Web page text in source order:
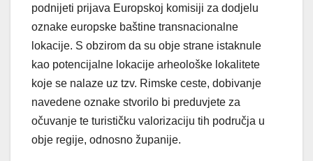
podnijeti prijava Europskoj komisiji za dodjelu
oznake europske baštine transnacionalne
lokacije. S obzirom da su obje strane istaknule
kao potencijalne lokacije arheološke lokalitete
koje se nalaze uz tzv. Rimske ceste, dobivanje
navedene oznake stvorilo bi preduvjete za
očuvanje te turističku valorizaciju tih područja u
obje regije, odnosno županije.